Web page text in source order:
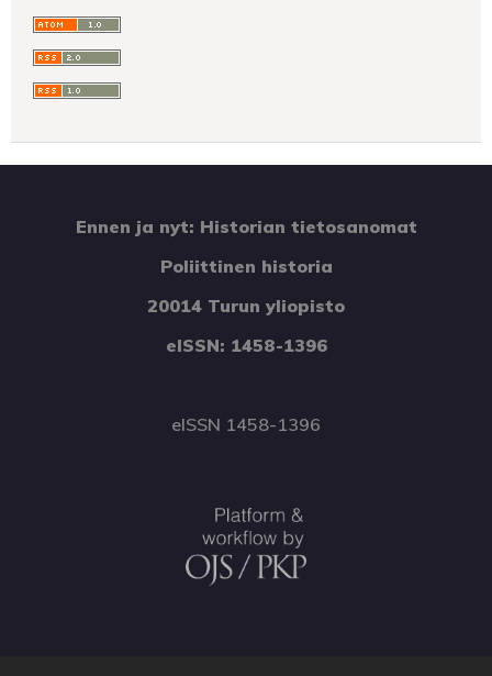
Ennen ja nyt: Historian tietosanomat
Poliittinen historia
20014 Turun yliopisto
eISSN: 1458-1396
eISSN 1458-1396